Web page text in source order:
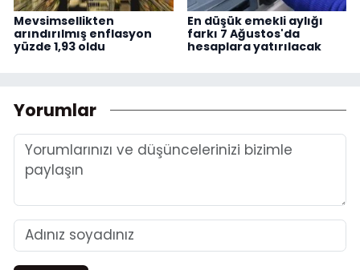
Mevsimsellikten
arındırılmış enflasyon
yüzde 1,93 oldu
En düşük emekli aylığı
farkı 7 Ağustos'da
hesaplara yatırılacak
Yorumlar